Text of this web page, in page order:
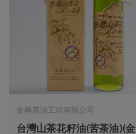
肉品・水產
水畜加工品
料理方式
2026年端午節預購圓滿結束
更多預購活動
當季產品
合作25-經典快閃最後一週
主婦食堂
社內大小事
樂齡生活
廚房瑜伽
認識合作社
合作社組織
員工與求才
重要公告
金椿茶油工坊有限公司
台灣山茶花籽油(苦茶油)(金